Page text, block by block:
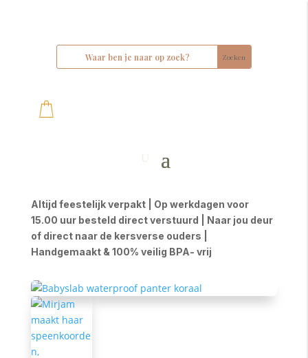
Altijd feestelijk verpakt | Op werkdagen voor
15.00 uur besteld direct verstuurd | Naar jou deur
of direct naar de kersverse ouders |
Handgemaakt & 100% veilig BPA- vrij